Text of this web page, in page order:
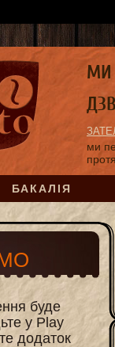
БАКАЛІЯ
ми
МИ
буде
у Play
додаток